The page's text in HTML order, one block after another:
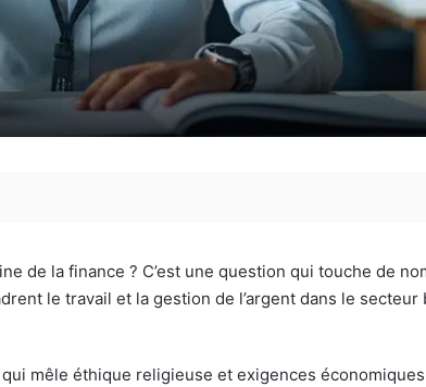
de la finance ? C’est une question qui touche de
le travail et la gestion de l’argent dans le
mêle éthique religieuse et exigences